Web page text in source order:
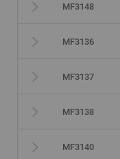
MF3148
MF3136
MF3137
MF3138
MF3140